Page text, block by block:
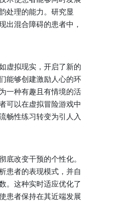
处理的能力。研究显
出混合障碍的患者中，
虚拟现实，开启了新的
能够创建激励人心的环
一种有趣且有情境的活
可以在虚拟冒险游戏中
畅性练习转变为引人入
底改变干预的个性化。
患者的表现模式，并自
。这种实时适应优化了
患者保持在其近端发展